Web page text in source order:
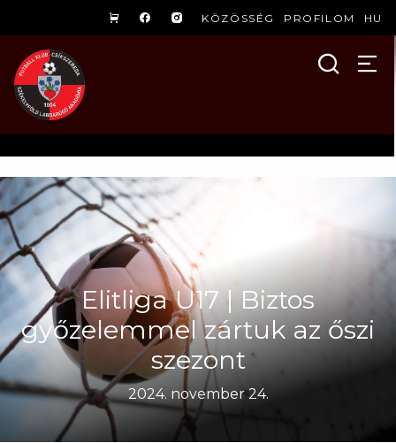
KÖZÖSSÉG PROFILOM HU
Elitliga U17 | Biztos
győzelemmel zártuk az őszi
szezont
2024. november 24.